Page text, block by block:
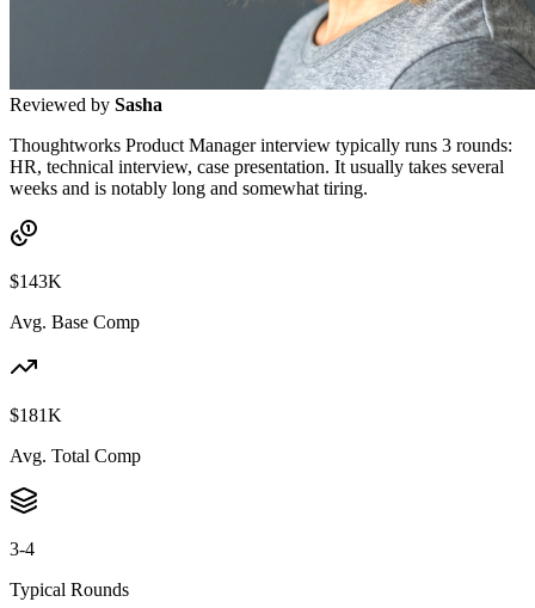
Reviewed by Sasha
Thoughtworks Product Manager interview typically runs 3 rounds:
HR, technical interview, case presentation. It usually takes several
weeks and is notably long and somewhat tiring.
$143K
Avg. Base Comp
$181K
Avg. Total Comp
3-4
Typical Rounds